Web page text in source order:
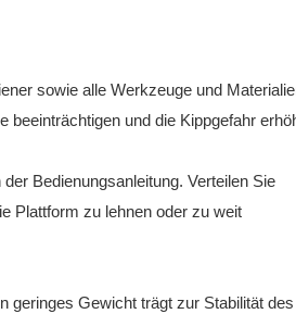
sowie alle Werkzeuge und
und die Kippgefahr
Bedienungsanleitung. Verteilen Sie
Plattform zu lehnen oder zu weit
geringes Gewicht trägt zur Stabilität